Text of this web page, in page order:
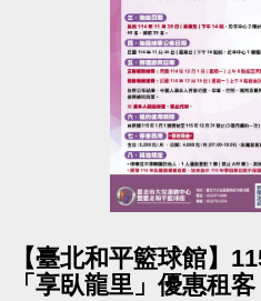
【臺北和平籃球館】
「享臥龍里」優惠租客